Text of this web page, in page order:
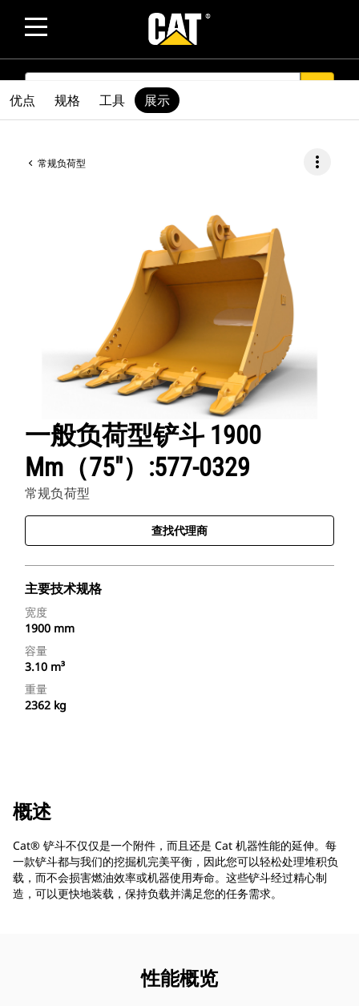
SEARCH
常规负荷型 more_vert
一般负荷型铲斗 1900
Mm（75"）:577-0329
常规负荷型
查找代理商
主要技术规格
宽度
1900 mm
容量
3.10 m³
重量
2362 kg
优点 规格 工具 展示
概述
Cat® 铲斗不仅仅是一个附件，而且还是 Cat 机器性能的延伸。每
一款铲斗都与我们的挖掘机完美平衡，因此您可以轻松处理堆积负
载，而不会损害燃油效率或机器使用寿命。这些铲斗经过精心制
造，可以更快地装载，保持负载并满足您的任务需求。
性能概览